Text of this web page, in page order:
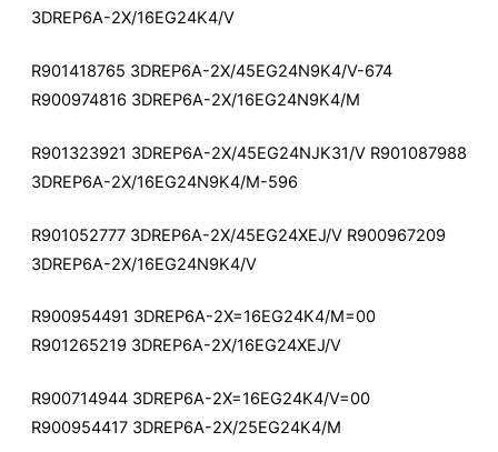
3DREP6A-2X/16EG24K4/V
R901418765 3DREP6A-2X/45EG24N9K4/V-674
R900974816 3DREP6A-2X/16EG24N9K4/M
R901323921 3DREP6A-2X/45EG24NJK31/V R901087988
3DREP6A-2X/16EG24N9K4/M-596
R901052777 3DREP6A-2X/45EG24XEJ/V R900967209
3DREP6A-2X/16EG24N9K4/V
R900954491 3DREP6A-2X=16EG24K4/M=00
R901265219 3DREP6A-2X/16EG24XEJ/V
R900714944 3DREP6A-2X=16EG24K4/V=00
R900954417 3DREP6A-2X/25EG24K4/M